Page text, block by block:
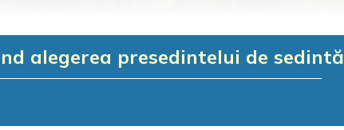
alegerea presedintelui de sedintă